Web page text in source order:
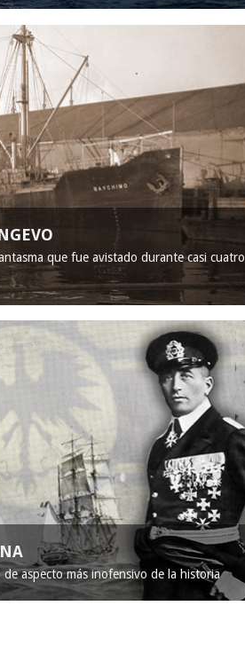
que fue avistado durante casi cuatro
aspecto más inofensivo de la historia